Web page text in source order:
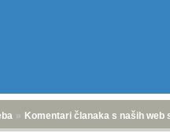
» Komentari članaka s naših web